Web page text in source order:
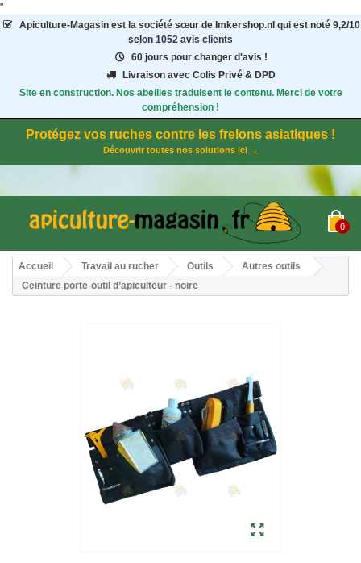
"
Apiculture-Magasinest la société sœur de Imkershop.nl qui est noté 9,2/10
selon 1052 avis clients
60 jours pour changer d'avis !
Livraison avec Colis Privé & DPD
Site en construction. Nos abeilles traduisent le contenu. Merci de votre
compréhension !
Protégez vos ruches contre les frelons asiatiques !
Découvrir toutes nos solutions ici →
0
Accueil Travail au rucher Outils
Autres outils
Ceinture porte-outil d’apiculteur - noire